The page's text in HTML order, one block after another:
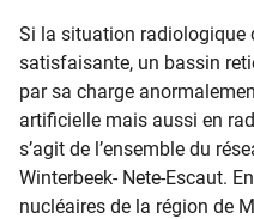
Si la situation radiologique
satisfaisante, un bassin
par sa charge
artificielle mais aussi en
s’agit de l’ensemble du
Winterbeek- Nete-Escaut.
nucléaires de la région de